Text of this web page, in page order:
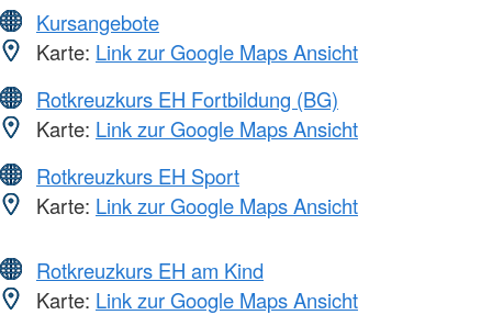
Kursangebote
Karte: Link zur Google Maps Ansicht
Rotkreuzkurs EH Fortbildung (BG)
Karte: Link zur Google Maps Ansicht
Rotkreuzkurs EH Sport
Karte: Link zur Google Maps Ansicht
Rotkreuzkurs EH am Kind
Karte: Link zur Google Maps Ansicht